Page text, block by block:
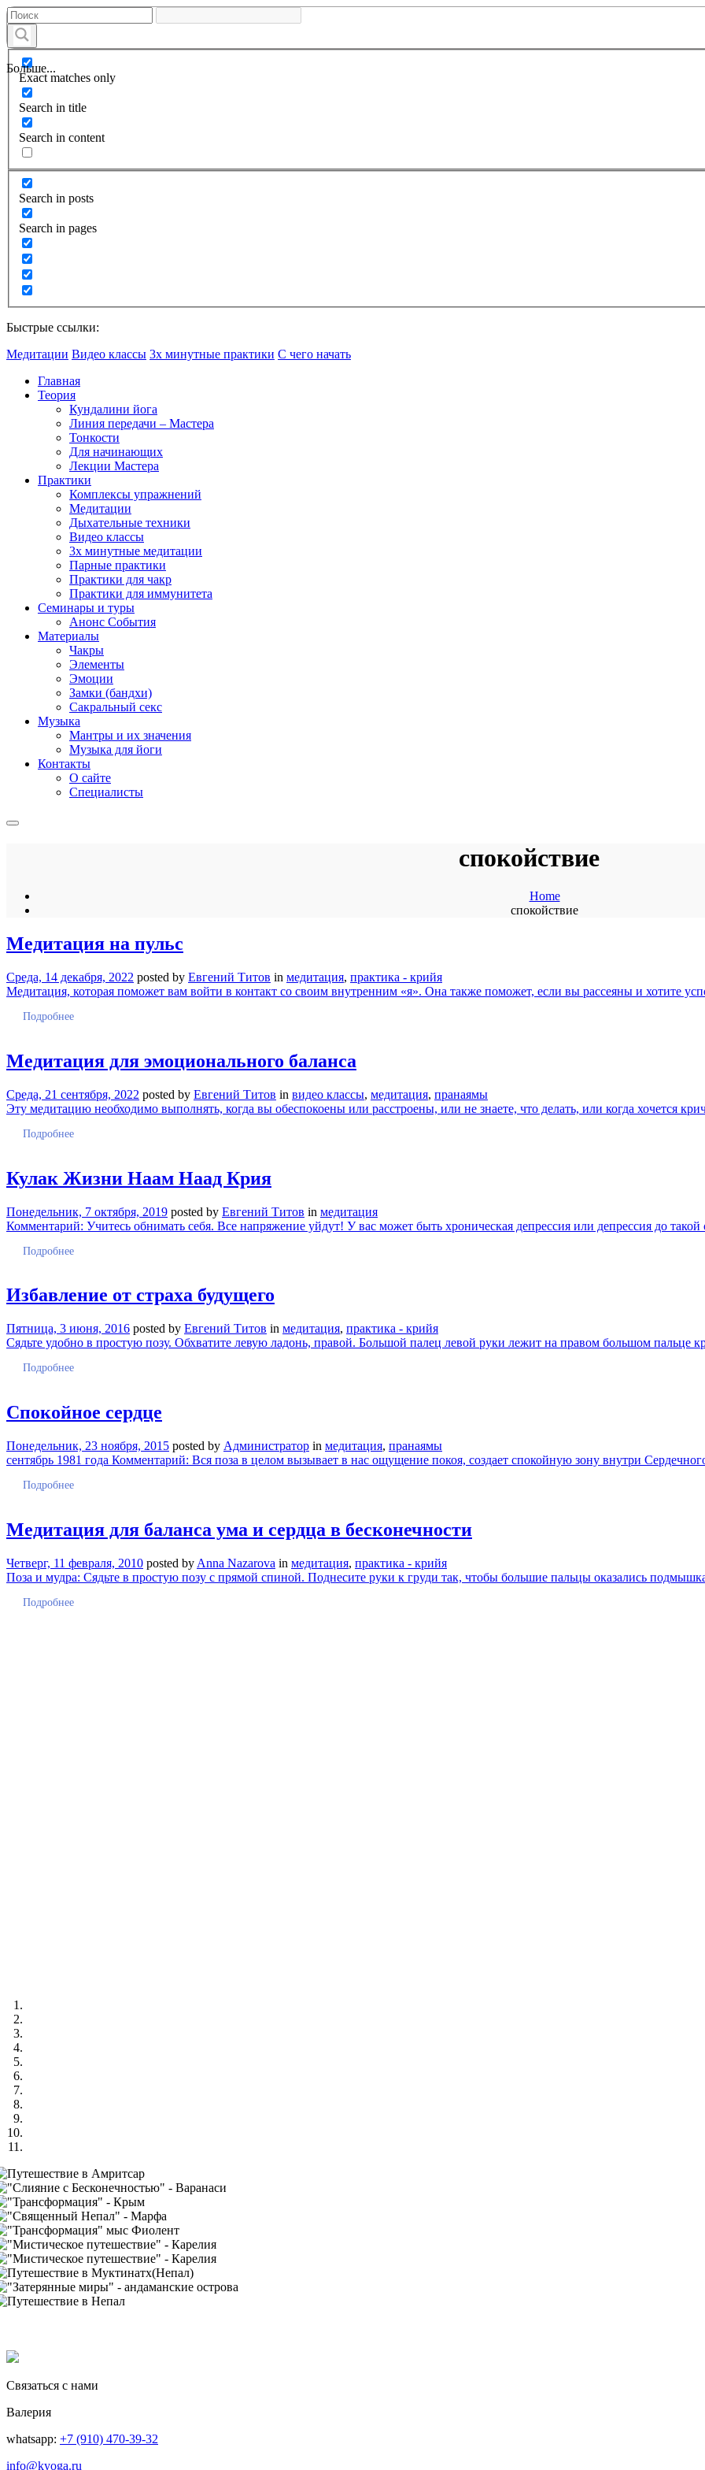
Больше...
Exact matches only
Search in title
Search in content
Search in posts
Search in pages
Быстрые ссылки:
Медитации Видео классы 3х минутные практики С чего начать
Главная
Теория
Кундалини йога
Линия передачи – Мастера
Тонкости
Для начинающих
Лекции Мастера
Практики
Комплексы упражнений
Медитации
Дыхательные техники
Видео классы
3х минутные медитации
Парные практики
Практики для чакр
Практики для иммунитета
Семинары и туры
Анонс События
Материалы
Чакры
Элементы
Эмоции
Замки (бандхи)
Сакральный секс
Музыка
Мантры и их значения
Музыка для йоги
Контакты
О сайте
Специалисты
спокойствие
Home
спокойствие
Медитация на пульс
Среда, 14 декабря, 2022 posted by Евгений Титов in медитация, практика - крийя
Медитация, которая поможет вам войти в контакт со своим внутренним «я». Она также поможет, если вы рассеяны и хотите
Подробнее
Медитация для эмоционального баланса
Среда, 21 сентября, 2022 posted by Евгений Титов in видео классы, медитация, пранаямы
Эту медитацию необходимо выполнять, когда вы обеспокоены или расстроены, или не знаете, что делать, или когда хочется
Подробнее
Кулак Жизни Наам Наад Крия
Понедельник, 7 октября, 2019 posted by Евгений Титов in медитация
Комментарий: Учитесь обнимать себя. Все напряжение уйдут! У вас может быть хроническая депрессия или депрессия до
Подробнее
Избавление от страха будущего
Пятница, 3 июня, 2016 posted by Евгений Титов in медитация, практика - крийя
Сядьте удобно в простую позу. Обхватите левую ладонь, правой. Большой палец левой руки лежит на правом большом пальце
Подробнее
Спокойное сердце
Понедельник, 23 ноября, 2015 posted by Администратор in медитация, пранаямы
сентябрь 1981 года Комментарий: Вся поза в целом вызывает в нас ощущение покоя, создает спокойную зону внутри
Подробнее
Медитация для баланса ума и сердца в бесконечности
Четверг, 11 февраля, 2010 posted by Anna Nazarova in медитация, практика - крийя
Поза и мудра: Сядьте в простую позу с прямой спиной. Поднесите руки к груди так, чтобы большие пальцы оказались
Подробнее
Связаться с нами
Валерия
whatsapp: +7 (910) 470-39-32
info@kyoga.ru